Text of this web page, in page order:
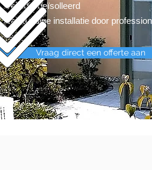
Volledig geïsolleerd
Vakkundige installatie door
Vraag direct een offerte aan